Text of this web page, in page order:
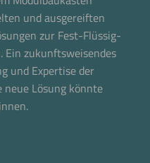
und ausgereiften
zur Fest-Flüssig-
Ein zukunftsweisendes
und Expertise der
neue Lösung könnte